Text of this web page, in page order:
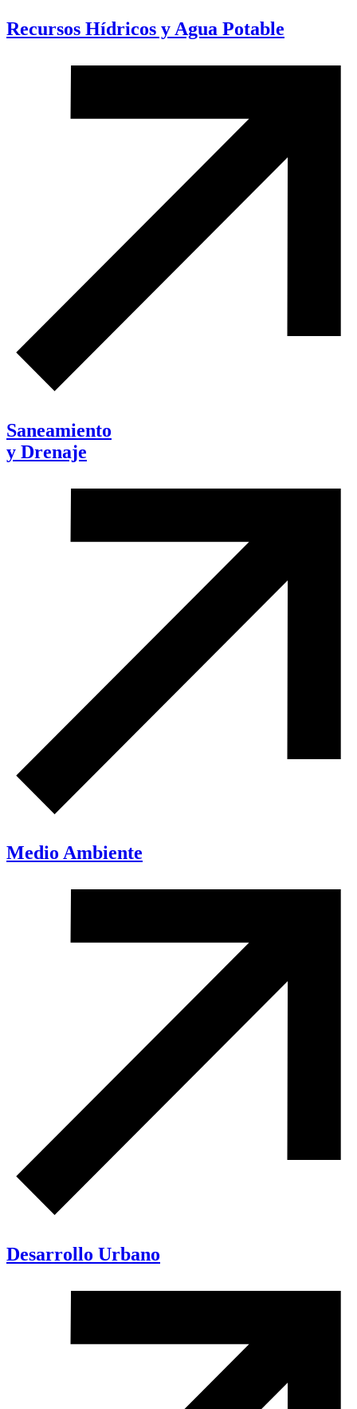
Recursos Hídricos y Agua Potable
Saneamiento
y Drenaje
Medio Ambiente
Desarrollo Urbano